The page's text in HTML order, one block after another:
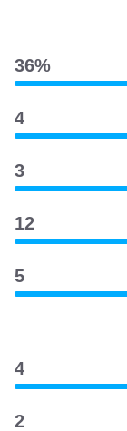
36‎%‎
4
3
12
5
4
2